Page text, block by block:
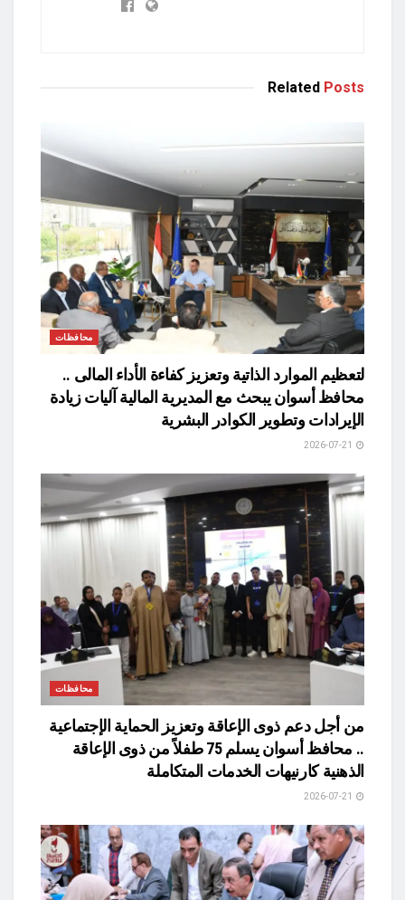
Related Posts
محافظات
لتعظيم الموارد الذاتية وتعزيز كفاءة الأداء المالى ..
محافظ أسوان يبحث مع المديرية المالية آليات زيادة
الإيرادات وتطوير الكوادر البشرية
محافظات
من أجل دعم ذوى الإعاقة وتعزيز الحماية الإجتماعية
.. محافظ أسوان يسلم 75 طفلاً من ذوى الإعاقة
الذهنية كارنيهات الخدمات المتكاملة